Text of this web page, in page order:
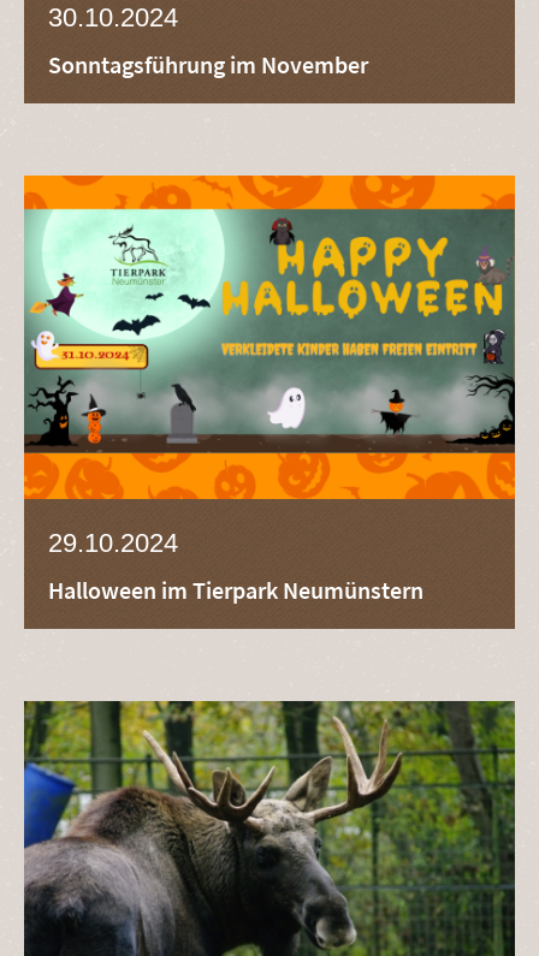
30.10.2024
Sonntagsführung im November
29.10.2024
Halloween im Tierpark Neumünstern